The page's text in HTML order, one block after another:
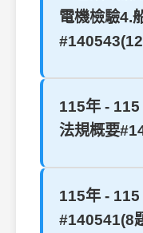
電機檢驗4.
115年 -
法規概要
115年 -
#140541(8